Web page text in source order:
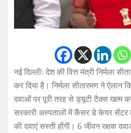
नई दिल्लीः देश की वित्त मंत्री निर्मला
कर दिया है। निर्मला सीतारमण ने ऐलान
दवाओं पर पूरी तरह से ड्यूटी टैक्स खत्म
सरकारी अस्पतालों में कैंसर डे केयर
की दवाएं सस्ती होंगी। 6 जीवन रक्षक